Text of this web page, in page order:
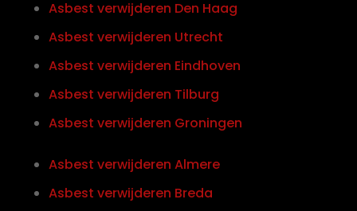
Asbest verwijderen Den Haag
Asbest verwijderen Utrecht
Asbest verwijderen Eindhoven
Asbest verwijderen Tilburg
Asbest verwijderen Groningen
Asbest verwijderen Almere
Asbest verwijderen Breda